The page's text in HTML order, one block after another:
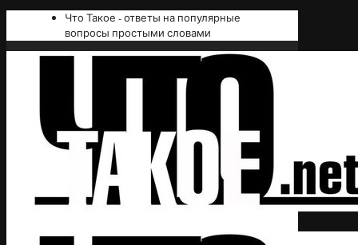
Что Такое - ответы на популярные
вопросы простыми словами